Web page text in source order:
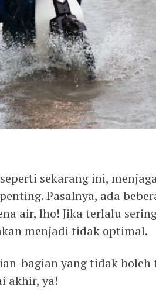
sekarang ini,
Pasalnya, ada
air, lho! Jika terlalu
menjadi tidak optimal.
bagian yang tidak
akhir, ya!